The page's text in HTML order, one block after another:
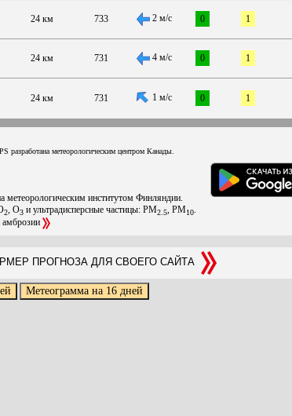
24 км 733 2 м/с 0 1
24 км 731 4 м/с 0 1
24 км 731 1 м/с 0 1
метеорологическим центром Канады.
метеорологическим институтом Финляндии.
2 , O3 и ультрадисперсные частицы: PM2.5 , PM10
амброзии
ПРОГНОЗА ДЛЯ СВОЕГО САЙТА